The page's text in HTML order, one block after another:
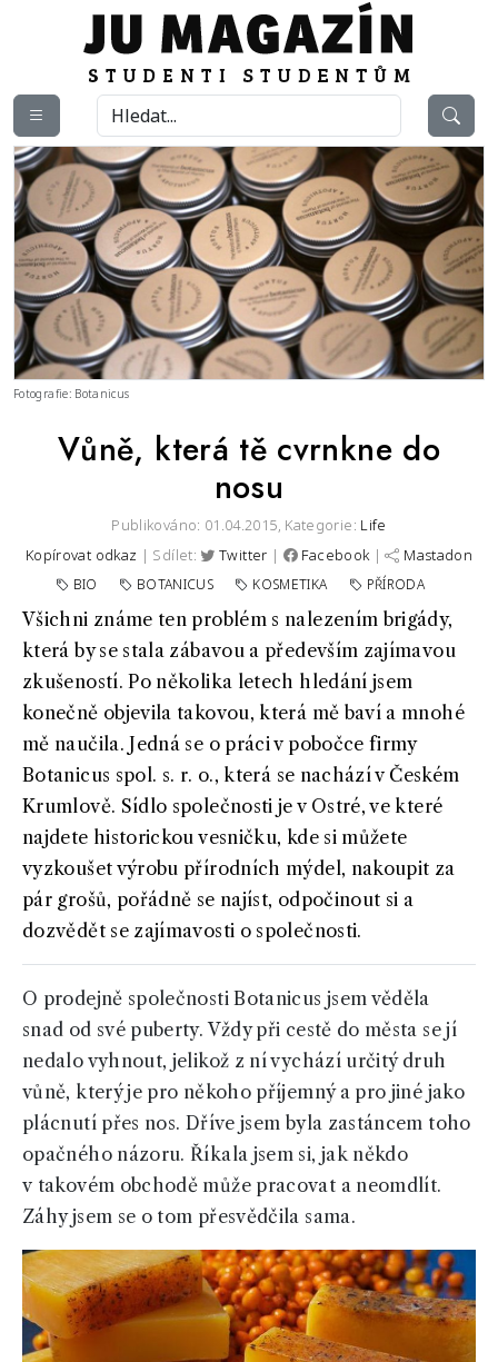
Fotografie: Botanicus
Vůně, která tě cvrnkne do
nosu
Publikováno: 01.04.2015, Kategorie: Life
Kopírovat odkaz | Sdílet: Twitter | Facebook | Mastadon
BIO BOTANICUS KOSMETIKA PŘÍRODA
Všichni známe ten problém s nalezením brigády,
která by se stala zábavou a především zajímavou
zkušeností. Po několika letech hledání jsem
konečně objevila takovou, která mě baví a mnohé
mě naučila. Jedná se o práci v pobočce firmy
Botanicus spol. s. r. o., která se nachází v Českém
Krumlově. Sídlo společnosti je v Ostré, ve které
najdete historickou vesničku, kde si můžete
vyzkoušet výrobu přírodních mýdel, nakoupit za
pár grošů, pořádně se najíst, odpočinout si a
dozvědět se zajímavosti o společnosti.
O prodejně společnosti Botanicus jsem věděla
snad od své puberty. Vždy při cestě do města se jí
nedalo vyhnout, jelikož z ní vychází určitý druh
vůně, který je pro někoho příjemný a pro jiné jako
plácnutí přes nos. Dříve jsem byla zastáncem toho
opačného názoru. Říkala jsem si, jak někdo
v takovém obchodě může pracovat a neomdlít.
Záhy jsem se o tom přesvědčila sama.